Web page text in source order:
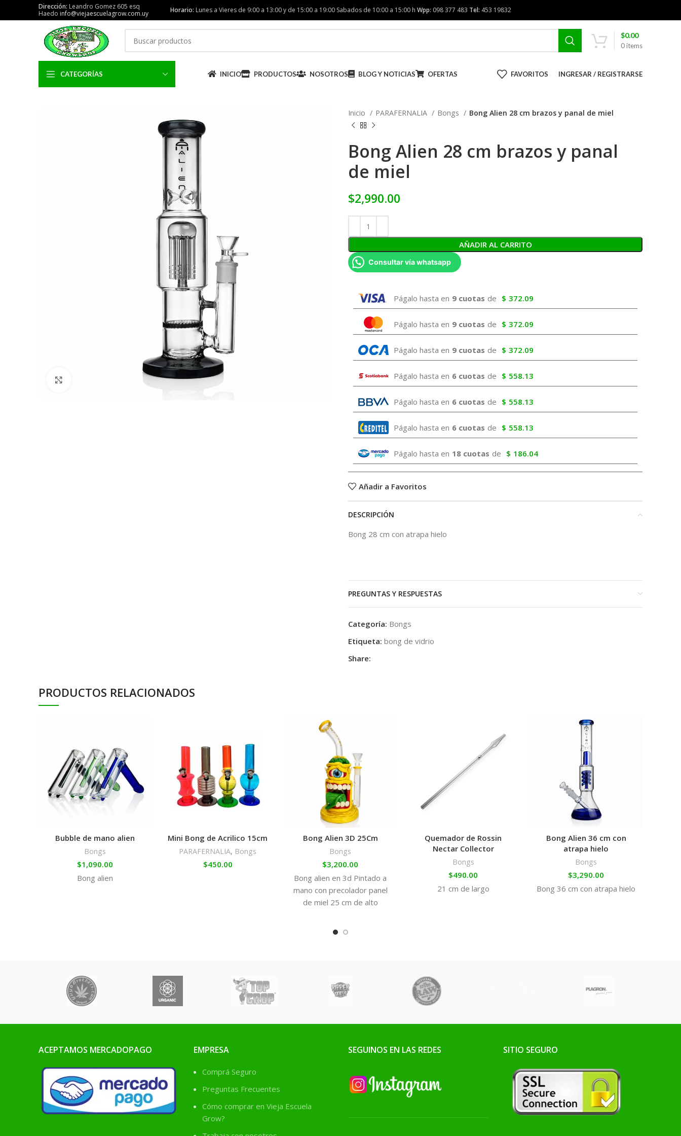
Dirección: Leandro Gomez 605 esq
Haedo info@viejaescuelagrow.com.uy Horario: Lunes a Vieres de 9:00 a 13:00 y de 15:00 a 19:00 Sabados de 10:00 a 15:00 h Wpp: 098 377 483 Tel: 453 19832
0items
$0.00
CATEGORÍAS INICIO PRODUCTOS NOSOTROS BLOG Y NOTICIAS OFERTAS FAVORITOS INGRESAR / REGISTRARSE
Inicio PARAFERNALIA Bongs Bong Alien 28 cm brazos y panal de miel
Bong Alien 28 cm brazos y panal
de miel
$2,990.00
AÑADIR AL CARRITO
Consultar vía whatsapp
Págalo hasta en 9 cuotas de $ 372.09
Págalo hasta en 9 cuotas de $ 372.09
Págalo hasta en 9 cuotas de $ 372.09
Págalo hasta en 6 cuotas de $ 558.13
Págalo hasta en 6 cuotas de $ 558.13
Págalo hasta en 6 cuotas de $ 558.13
Págalo hasta en 18 cuotas de $ 186.04
Añadir a Favoritos
DESCRIPCIÓN
Bong 28 cm con atrapa hielo
PREGUNTAS Y RESPUESTAS
Categoría: Bongs
Etiqueta: bong de vidrio
Share:
PRODUCTOS RELACIONADOS
Bubble de mano alien
Bongs
$1,090.00
Bong alien
Mini Bong de Acrilico 15cm
PARAFERNALIA, Bongs
$450.00
Bong Alien 3D 25Cm
Bongs
$3,200.00
Bong alien en 3d Pintado a
mano con precolador panel
de miel 25 cm de alto
Quemador de Rossin
Nectar Collector
Bongs
$490.00
21 cm de largo
Bong Alien 36 cm con
atrapa hielo
Bongs
$3,290.00
Bong 36 cm con atrapa hielo
ACEPTAMOS MERCADOPAGO EMPRESA
Comprá Seguro
Preguntas Frecuentes
Cómo comprar en Vieja Escuela
Grow?
SEGUINOS EN LAS REDES SITIO SEGURO